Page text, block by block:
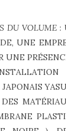
DU VOLUME :
UNE
UNE
JAPONAIS